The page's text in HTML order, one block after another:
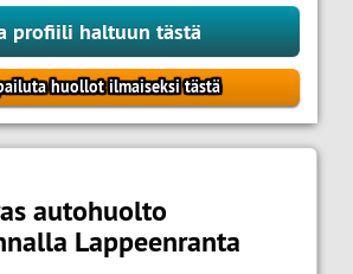
profiili haltuun tästä
huollot ilmaiseksi tästä
autohuolto
Lappeenranta